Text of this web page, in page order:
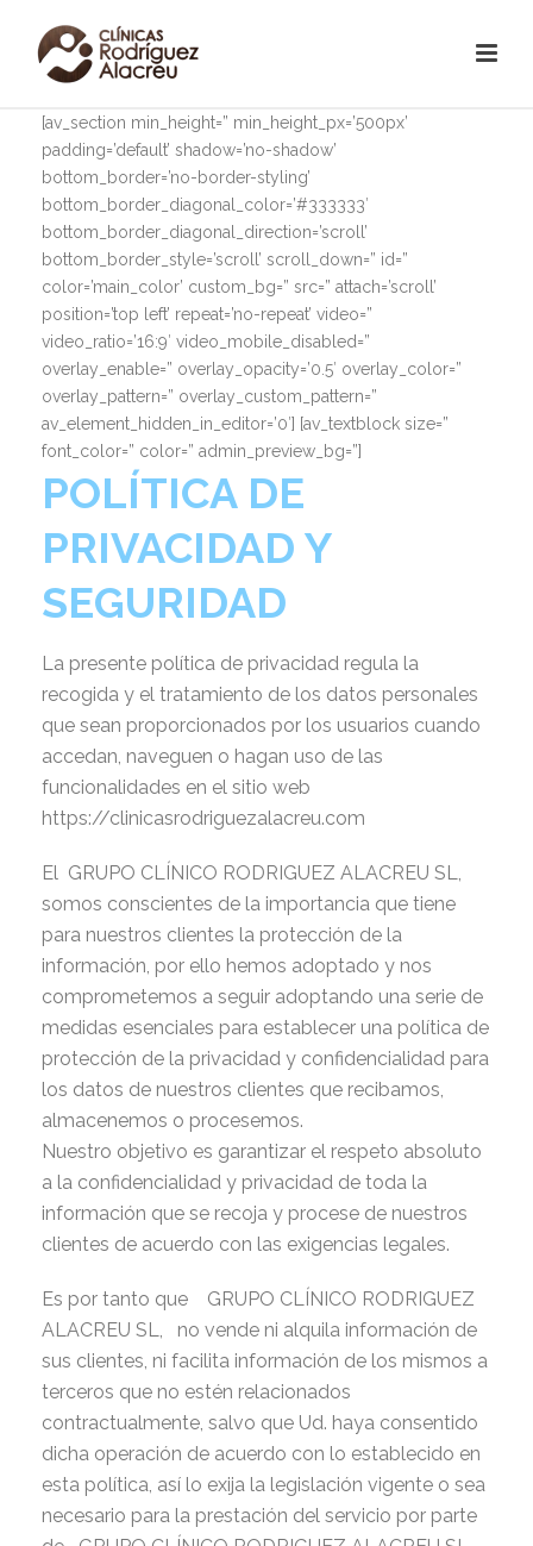
[av_section min_height=” min_height_px=’500px’
padding=’default’ shadow=’no-shadow’
bottom_border=’no-border-styling’
bottom_border_diagonal_color=’#333333′
bottom_border_diagonal_direction=’scroll’
bottom_border_style=’scroll’ scroll_down=” id=”
color=’main_color’ custom_bg=” src=” attach=’scroll’
position=’top left’ repeat=’no-repeat’ video=”
video_ratio=’16:9′ video_mobile_disabled=”
overlay_enable=” overlay_opacity=’0.5′ overlay_color=”
overlay_pattern=” overlay_custom_pattern=”
av_element_hidden_in_editor=’0′] [av_textblock size=”
font_color=” color=” admin_preview_bg=”]
POLÍTICA DE
PRIVACIDAD Y
SEGURIDAD
La presente política de privacidad regula la
recogida y el tratamiento de los datos personales
que sean proporcionados por los usuarios cuando
accedan, naveguen o hagan uso de las
funcionalidades en el sitio web
https://clinicasrodriguezalacreu.com
El GRUPO CLÍNICO RODRIGUEZ ALACREU SL,
somos conscientes de la importancia que tiene
para nuestros clientes la protección de la
información, por ello hemos adoptado y nos
comprometemos a seguir adoptando una serie de
medidas esenciales para establecer una política de
protección de la privacidad y confidencialidad para
los datos de nuestros clientes que recibamos,
almacenemos o procesemos.
Nuestro objetivo es garantizar el respeto absoluto
a la confidencialidad y privacidad de toda la
información que se recoja y procese de nuestros
clientes de acuerdo con las exigencias legales.
Es por tanto que GRUPO CLÍNICO RODRIGUEZ
ALACREU SL, no vende ni alquila información de
sus clientes, ni facilita información de los mismos a
terceros que no estén relacionados
contractualmente, salvo que Ud. haya consentido
dicha operación de acuerdo con lo establecido en
esta política, así lo exija la legislación vigente o sea
necesario para la prestación del servicio por parte